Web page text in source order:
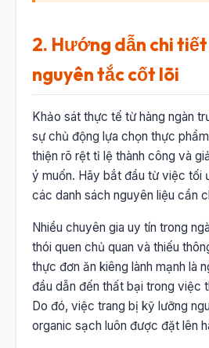
2. Hướng dẫn chi tiết
nguyên tắc cốt lõi
Khảo sát thực tế từ hàng ngàn
sự chủ động lựa chọn thực
thiện rõ rệt tỉ lệ thành công và
ý muốn. Hãy bắt đầu từ việc tối
các danh sách nguyên liệu cần
Nhiều chuyên gia uy tín trong
thói quen chủ quan và thiếu
thực đơn ăn kiêng lành mạnh là
đầu dẫn đến thất bại trong việc
Do đó, việc trang bị kỹ lưỡng
organic sạch luôn được đặt lên